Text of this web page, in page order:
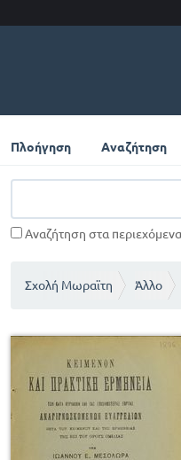
Πλοήγηση Αναζήτηση
Αναζήτηση στα περιεχόμενα
Σχολή Μωραϊτη Άλλο